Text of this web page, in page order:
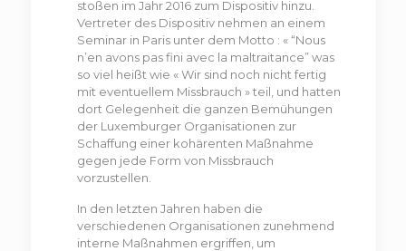
stoßen im Jahr 2016 zum Dispositiv hinzu.
Vertreter des Dispositiv nehmen an einem
Seminar in Paris unter dem Motto : « “Nous
n’en avons pas fini avec la maltraitance” was
so viel heißt wie « Wir sind noch nicht fertig
mit eventuellem Missbrauch » teil, und hatten
dort Gelegenheit die ganzen Bemühungen
der Luxemburger Organisationen zur
Schaffung einer kohärenten Maßnahme
gegen jede Form von Missbrauch
vorzustellen.
In den letzten Jahren haben die
verschiedenen Organisationen zunehmend
interne Maßnahmen ergriffen, um